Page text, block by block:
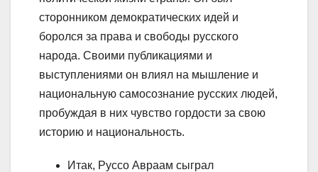
сторонником демократических идей и
боролся за права и свободы русского
народа. Своими публикациями и
выступлениями он влиял на мышление и
национальную самосознание русских людей,
пробуждая в них чувство гордости за свою
историю и национальность.
Итак, Руссо Авраам сыграл